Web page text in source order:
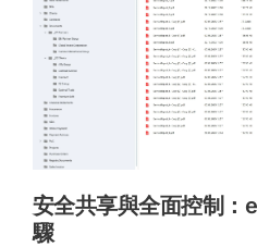
安全共享與全面控制：
驟